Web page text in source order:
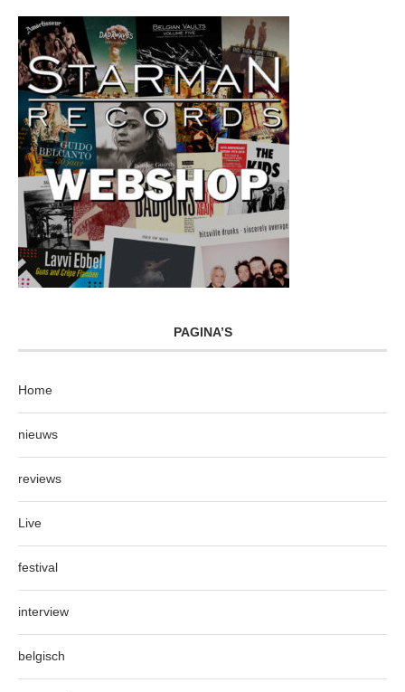
PAGINA’S
Home
nieuws
reviews
Live
festival
interview
belgisch